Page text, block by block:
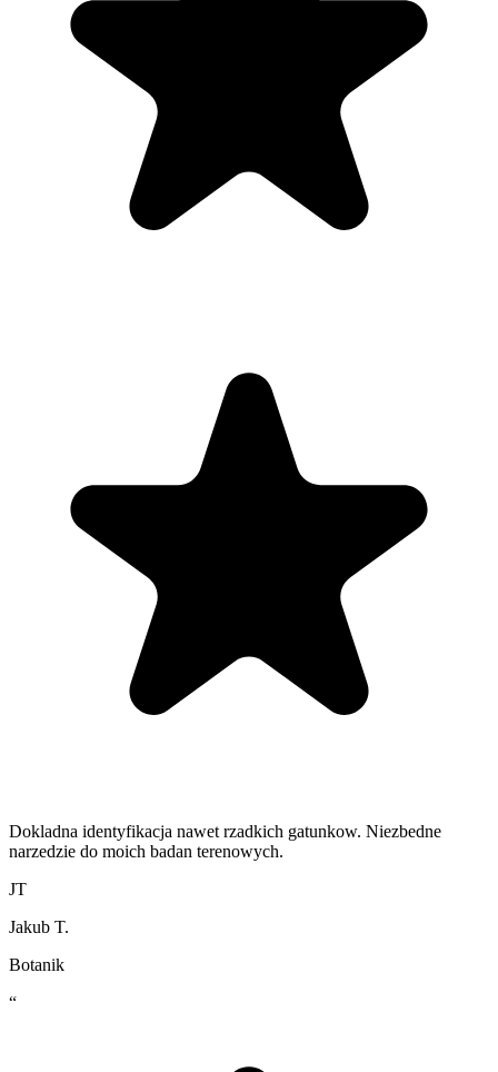
Dokladna identyfikacja nawet rzadkich gatunkow. Niezbedne
narzedzie do moich badan terenowych.
JT
Jakub T.
Botanik
“